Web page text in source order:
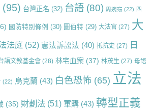
(95) 台灣正名 (32) 台語 (80) 周婉窈 (22) 四
國防特別條例 (30) 圖伯特 (29) 大法官 (27) 大
法庭 (52) 憲法訴訟法 (40) 抵抗史 (27) 日
語文教基金會 (28) 林宅血案 (37) 林茂生 (27) 母語
(22) 烏克蘭 (43) 白色恐怖 (65) 立法
(35) 財劃法 (51) 軍購 (43) 轉型正義